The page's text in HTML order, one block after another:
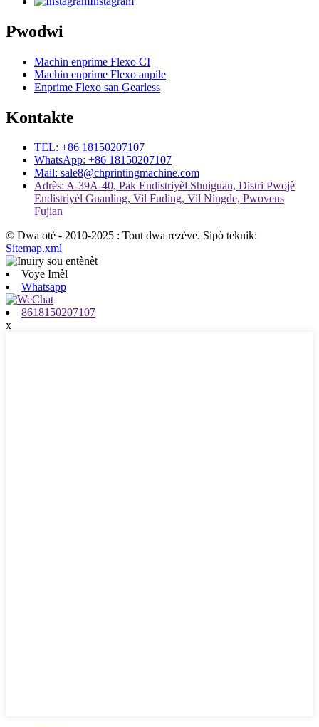
Pwodwi
Machin enprime Flexo CI
Machin enprime Flexo anpile
Enprime Flexo san Gearless
Kontakte
TEL: +86 18150207107
WhatsApp: +86 18150207107
Mail: sale8@chprintingmachine.com
Adrès: A-39A-40, Pak Endistriyèl Shuiguan, Distri Pwojè
Endistriyèl Guanling, Vil Fuding, Vil Ningde, Pwovens
Fujian
© Dwa otè - 2010-2025 : Tout dwa rezève. Sipò teknik:
Sitemap.xml
Voye Imèl
Whatsapp
8618150207107
x